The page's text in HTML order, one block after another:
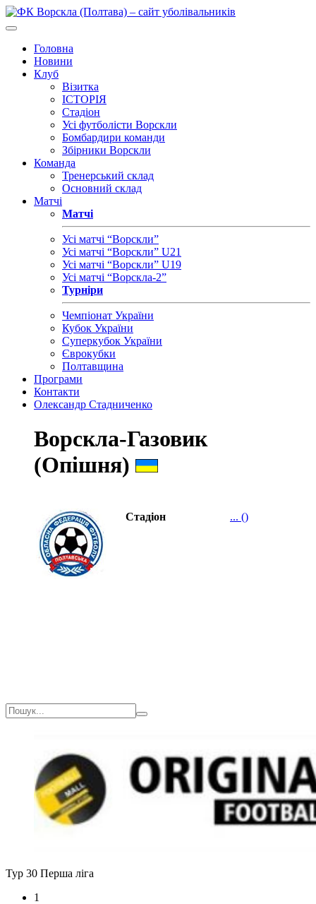
Головна
Новини
Клуб
Візитка
ІСТОРІЯ
Стадіон
Усі футболісти Ворскли
Бомбардири команди
Збірники Ворскли
Команда
Тренерський склад
Основний склад
Матчі
Матчі
Усі матчі “Ворскли”
Усі матчі “Ворскли” U21
Усі матчі “Ворскли” U19
Усі матчі “Ворскла-2”
Турніри
Чемпіонат України
Кубок України
Суперкубок України
Єврокубки
Полтавщина
Програми
Контакти
Олександр Стадниченко
Ворскла-Газовик
(Опішня)
Стадіон ... ()
Тур 30 Перша ліга
1